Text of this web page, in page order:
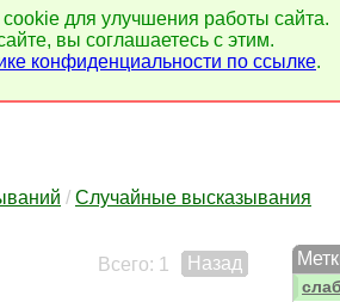
для улучшения работы сайта.
вы соглашаетесь с этим.
конфиденциальности по ссылке.
/ Случайные высказывания
скот
скука
Назад
Всего: 1